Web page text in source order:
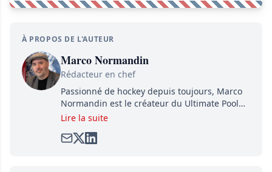
À PROPOS DE L'AUTEUR
Marco Normandin
Rédacteur en chef
Passionné de hockey depuis toujours, Marco
Normandin est le créateur du Ultimate Pool
Preview, une référence mondiale en guide de
satirique de hockey, Définitivement, Pierre.
Lire la suite